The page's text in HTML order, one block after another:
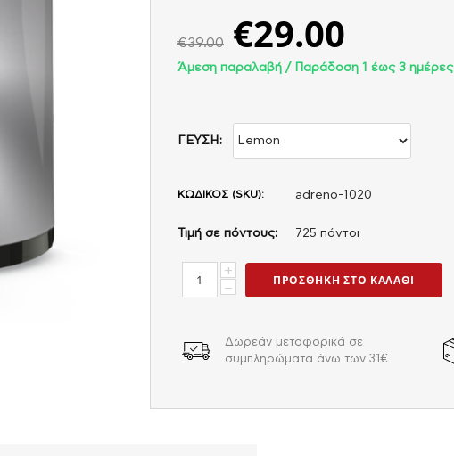
€39.00 €29.00
Άμεση παραλαβή / Παράδoση 1 έως 3 ημέρες
ΓΕΥΣΗ:
ΚΩΔΙΚΟΣ (SKU): adreno-1020
Τιμή σε πόντους: 725 πόντοι
+
−
ΠΡΟΣΘΉΚΗ ΣΤΟ ΚΑΛΆΘΙ
Δωρεάν μεταφορικά σε
συμπληρώματα άνω των 31€